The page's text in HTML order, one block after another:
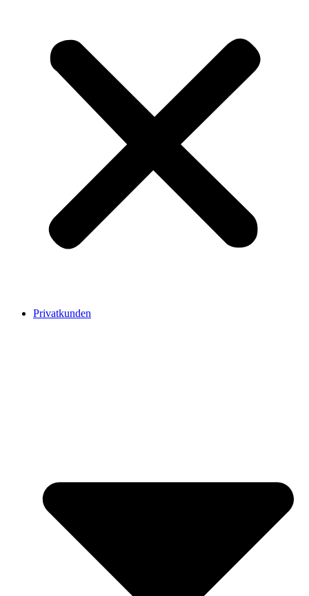
Privatkunden